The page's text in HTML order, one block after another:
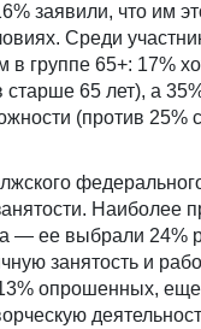
заявили, что им
Среди
группе 65+: 17%
65 лет), а
(против 25%
Наиболее
— ее выбрали 24%
занятость и
опрошенных,